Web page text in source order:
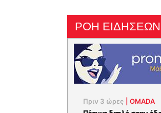
ΡΟΗ ΕΙΔΗΣΕΩΝ
Πριν 3 ώρες |OMADA